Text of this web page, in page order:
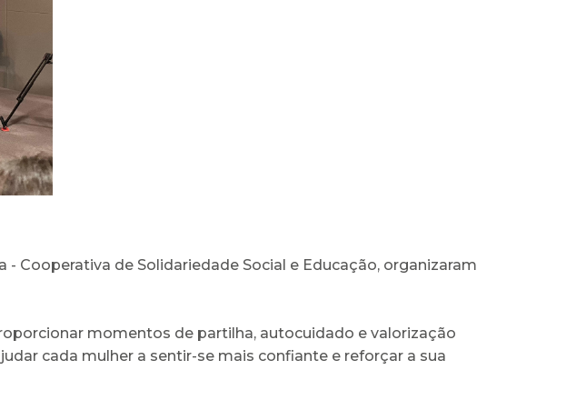
Cooperativa de Solidariedade Social e Educação, organizaram
momentos de partilha, autocuidado e valorização
cada mulher a sentir-se mais confiante e reforçar a sua